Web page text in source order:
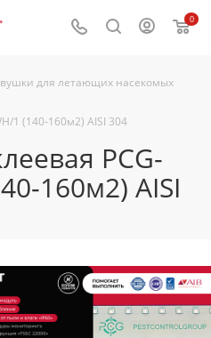
0
для летающих насекомых
1 (140-160м2) AISI 304
PCG-
160м2) AISI